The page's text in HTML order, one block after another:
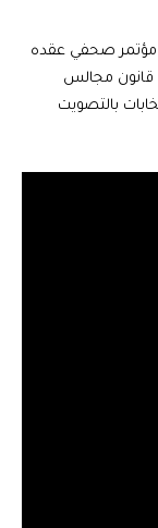
مؤتمر صحفي عقده
مجالس
بالتصويت